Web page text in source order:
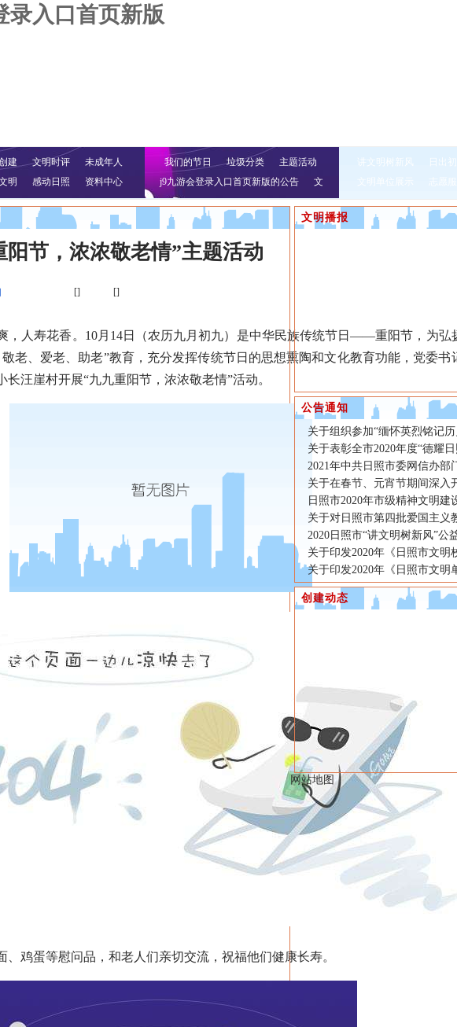
录入口首页新版
建 文明时评
未成年人
明
感动日照 资料中心
我们的节日 垃圾分类
主题活动
j9九游会登录入口首页新版的公告
文
明行动
讲文明树新风 日出
文明单位展示
志愿服
节，浓浓敬老情”主题活动
[] []
人寿花香。10月14日（农历九月初九）是中华民族传统节日——重阳节，为弘
老、爱老、助老”教育，充分发挥传统节日的思想熏陶和文化教育功能，党委书
汪崖村开展“九九重阳节，浓浓敬老情”活动。
蛋等慰问品，和老人们亲切交流，祝福他们健康长寿。
文明播报
公告通知
关于组织参加“缅怀英烈铭记
关于表彰全市2020年度“德耀
2021年中共日照市委网信办部
关于在春节、元宵节期间深入
日照市2020年市级精神文明建
关于对日照市第四批爱国主义
2020日照市“讲文明树新风”公
关于印发2020年《日照市文明
关于印发2020年《日照市文明
创建动态
网站地图